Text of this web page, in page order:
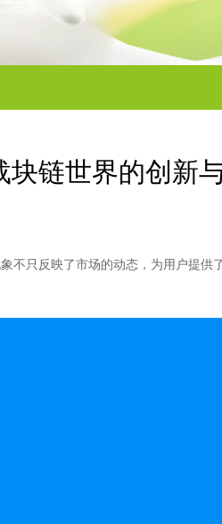
块链世界的创新
不只反映了市场的动态，为用户提供